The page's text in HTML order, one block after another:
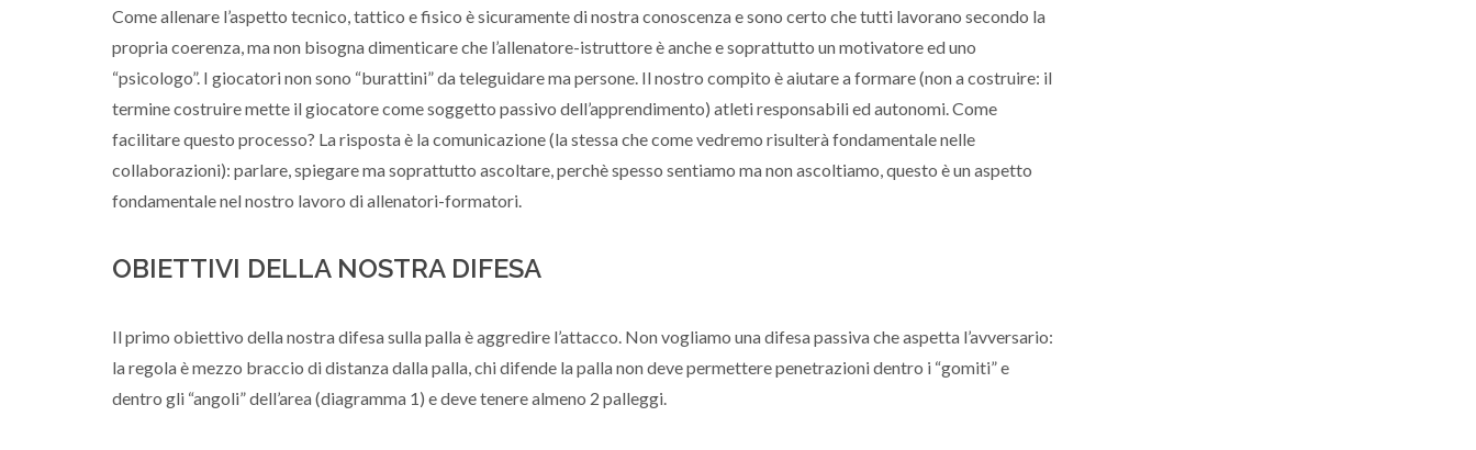
Come allenare l’aspetto tecnico, tattico e fisico è sicuramente di nostra conoscenza e sono certo che tutti lavorano secondo la
propria coerenza, ma non bisogna dimenticare che l’allenatore-istruttore è anche e soprattutto un motivatore ed uno
“psicologo”. I giocatori non sono “burattini” da teleguidare ma persone. Il nostro compito è aiutare a formare (non a costruire: il
termine costruire mette il giocatore come soggetto passivo dell’apprendimento) atleti responsabili ed autonomi. Come
facilitare questo processo? La risposta è la comunicazione (la stessa che come vedremo risulterà fondamentale nelle
collaborazioni): parlare, spiegare ma soprattutto ascoltare, perchè spesso sentiamo ma non ascoltiamo, questo è un aspetto
fondamentale nel nostro lavoro di allenatori-formatori.
OBIETTIVI DELLA NOSTRA DIFESA
Il primo obiettivo della nostra difesa sulla palla è aggredire l’attacco. Non vogliamo una difesa passiva che aspetta l’avversario:
la regola è mezzo braccio di distanza dalla palla, chi difende la palla non deve permettere penetrazioni dentro i “gomiti” e
dentro gli “angoli” dell’area (diagramma 1) e deve tenere almeno 2 palleggi.